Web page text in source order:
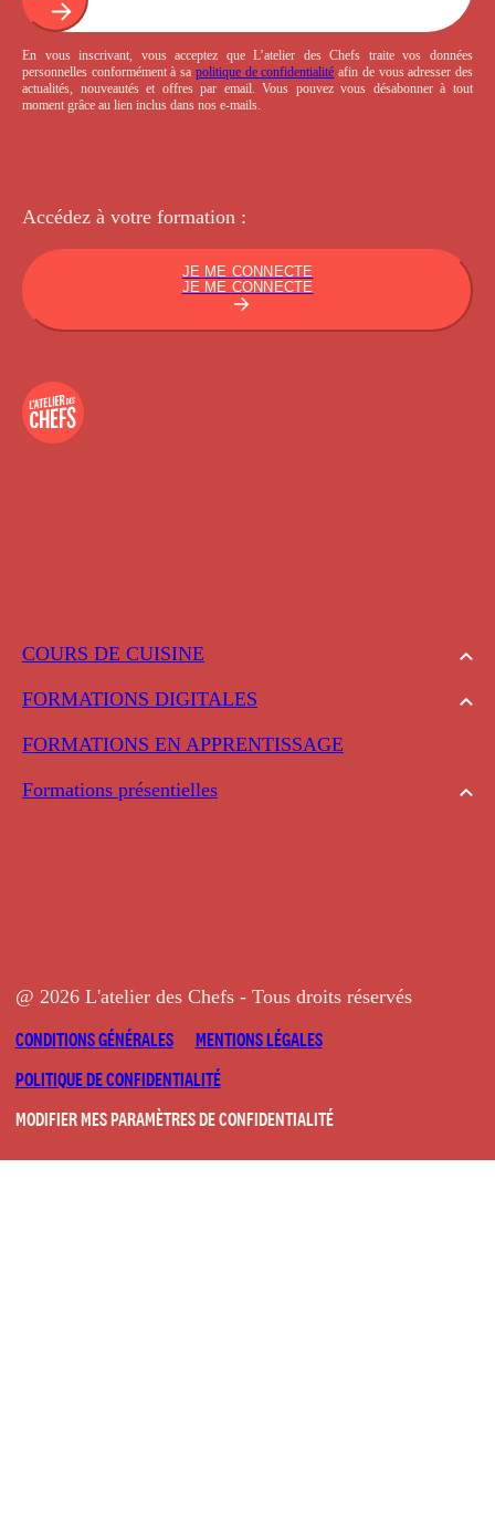
COURS DE CUISINE
FORMATIONS DIGITALES
FORMATIONS EN APPRENTISSAGE
Formations présentielles
En vous inscrivant, vous acceptez que L’atelier des Chefs traite vos données
personnelles conformément à sa politique de confidentialité afin de vous adresser des
actualités, nouveautés et offres par email. Vous pouvez vous désabonner à tout
moment grâce au lien inclus dans nos e-mails.
Accédez à votre formation :
JE ME CONNECTE
JE ME CONNECTE
@ 2026 L'atelier des Chefs - Tous droits réservés
CONDITIONS GÉNÉRALES
MENTIONS LÉGALES
POLITIQUE DE CONFIDENTIALITÉ
MODIFIER MES PARAMÈTRES DE CONFIDENTIALITÉ